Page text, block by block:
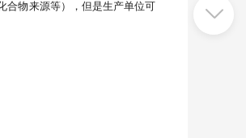
物来源等），但是生产单位可